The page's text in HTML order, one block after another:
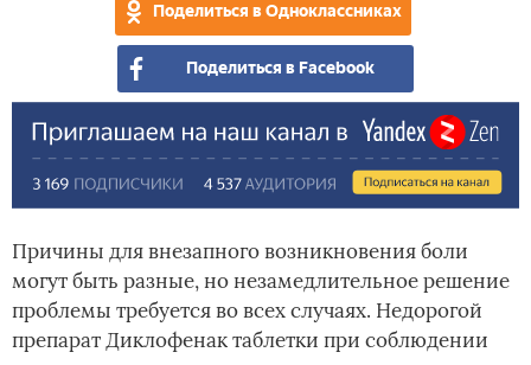
Поделиться в Одноклассниках
Поделиться в Facebook
Причины для внезапного возникновения боли
могут быть разные, но незамедлительное решение
проблемы требуется во всех случаях. Недорогой
препарат Диклофенак таблетки при соблюдении